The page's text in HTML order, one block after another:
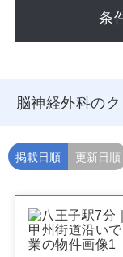
条
脳神経外科の
掲載日順 更新日順